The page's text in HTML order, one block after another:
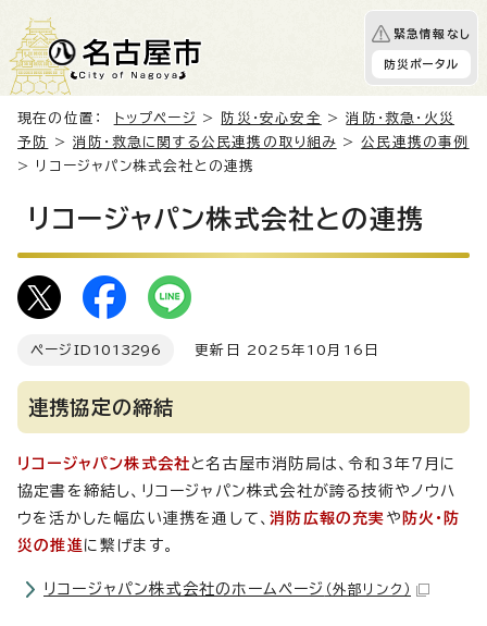
緊急情報なし
防災ポータル
現在の位置： トップページ > 防災・安心安全 >消防・救急・火災
予防
>消防・救急に関する公民連携の取り組み >公民連携の事例
> リコージャパン株式会社との連携
リコージャパン株式会社との連携
ページID 1013296 更新日 2025年10月16日
連携協定の締結
リコージャパン株式会社 と名古屋市消防局は、令和3年7月に
協定書を締結し、リコージャパン株式会社が誇る技術やノウハ
ウを活かした幅広い連携を通して、消防広報の充実 や 防火・防
災の推進に繋げます。
リコージャパン株式会社のホームページ （外部リンク）